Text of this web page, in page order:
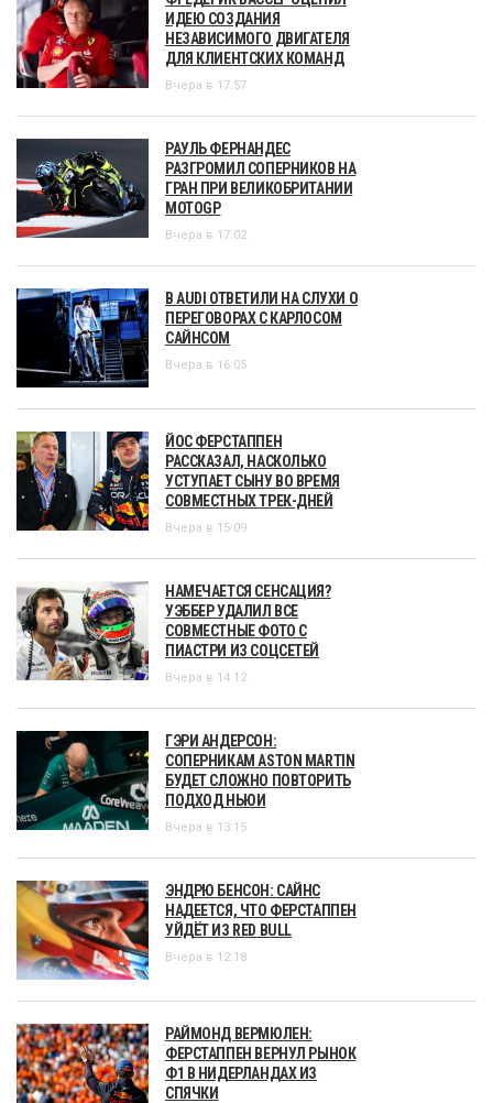
ИДЕЮ СОЗДАНИЯ
НЕЗАВИСИМОГО ДВИГАТЕЛЯ
ДЛЯ КЛИЕНТСКИХ КОМАНД
Вчера в 17:57
РАУЛЬ ФЕРНАНДЕС
РАЗГРОМИЛ СОПЕРНИКОВ НА
ГРАН ПРИ ВЕЛИКОБРИТАНИИ
MOTOGP
Вчера в 17:02
В AUDI ОТВЕТИЛИ НА СЛУХИ О
ПЕРЕГОВОРАХ С КАРЛОСОМ
САЙНСОМ
Вчера в 16:05
ЙОС ФЕРСТАППЕН
РАССКАЗАЛ, НАСКОЛЬКО
УСТУПАЕТ СЫНУ ВО ВРЕМЯ
СОВМЕСТНЫХ ТРЕК-ДНЕЙ
Вчера в 15:09
НАМЕЧАЕТСЯ СЕНСАЦИЯ?
УЭББЕР УДАЛИЛ ВСЕ
СОВМЕСТНЫЕ ФОТО С
ПИАСТРИ ИЗ СОЦСЕТЕЙ
Вчера в 14:12
ГЭРИ АНДЕРСОН:
СОПЕРНИКАМ ASTON MARTIN
БУДЕТ СЛОЖНО ПОВТОРИТЬ
ПОДХОД НЬЮИ
Вчера в 13:15
ЭНДРЮ БЕНСОН: САЙНС
НАДЕЕТСЯ, ЧТО ФЕРСТАППЕН
УЙДЁТ ИЗ RED BULL
Вчера в 12:18
РАЙМОНД ВЕРМЮЛЕН:
ФЕРСТАППЕН ВЕРНУЛ РЫНОК
Ф1 В НИДЕРЛАНДАХ ИЗ
СПЯЧКИ